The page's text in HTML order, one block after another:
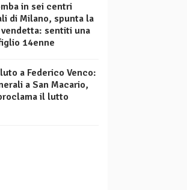
in sei centri
di Milano, spunta la
sentiti una
14enne
a Federico Venco:
a San Macario,
il lutto